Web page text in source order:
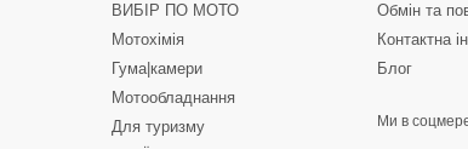
ВИБІР ПО МОТО
Мотохімія
Гума|камери
Мотообладнання
Для туризму
Обмін та
Контактна
Блог
Ми в